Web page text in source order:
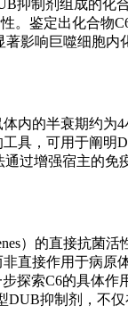
抑制剂组成的化
。鉴定出化合物
影响巨噬细胞内
内的半衰期约为
具，可用于阐明
过增强宿主的免
）的直接抗菌活
直接作用于病原
探索C6的具体作
DUB抑制剂，不仅